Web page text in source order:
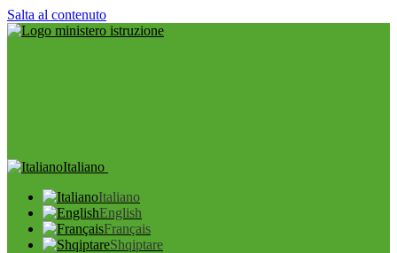
Salta al contenuto
Italiano
Italiano
English
Français
Shqiptare